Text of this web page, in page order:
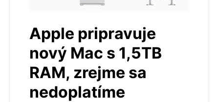
Apple pripravuje
nový Mac s 1,5TB
RAM, zrejme sa
nedoplatíme